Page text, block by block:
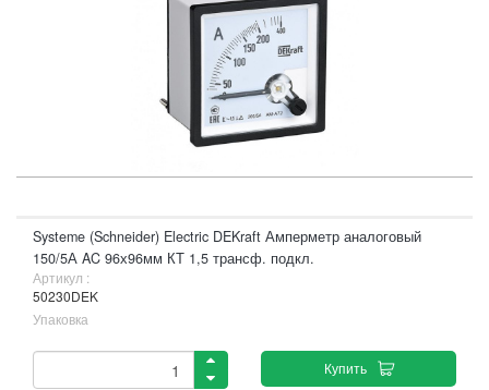
Systeme (Schneider) Electric DEKraft Амперметр аналоговый
150/5А AC 96х96мм КТ 1,5 трансф. подкл.
Артикул :
50230DEK
Упаковка
Купить